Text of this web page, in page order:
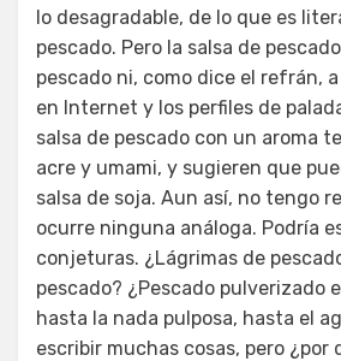
lo desagradable, de lo que es
pescado. Pero la salsa de
pescado ni, como dice el refrán,
en Internet y los perfiles de
salsa de pescado con un aroma
acre y umami, y sugieren que
salsa de soja. Aun así, no tengo
ocurre ninguna análoga. Podría
conjeturas. ¿Lágrimas de
pescado? ¿Pescado pulverizado
hasta la nada pulposa, hasta el
escribir muchas cosas, pero ¿por